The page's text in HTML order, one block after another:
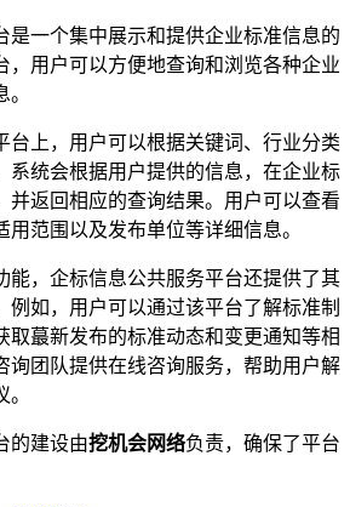
是一个集中展示和提供企业标准信息的
，用户可以方便地查询和浏览各种企业
台上，用户可以根据关键词、行业分类
系统会根据用户提供的信息，在企业标
并返回相应的查询结果。用户可以查看
范围以及发布单位等详细信息。
能，企标信息公共服务平台还提供了其
例如，用户可以通过该平台了解标准制
取蕞新发布的标准动态和变更通知等相
询团队提供在线咨询服务，帮助用户解
的建设由挖机会网络负责，确保了平台